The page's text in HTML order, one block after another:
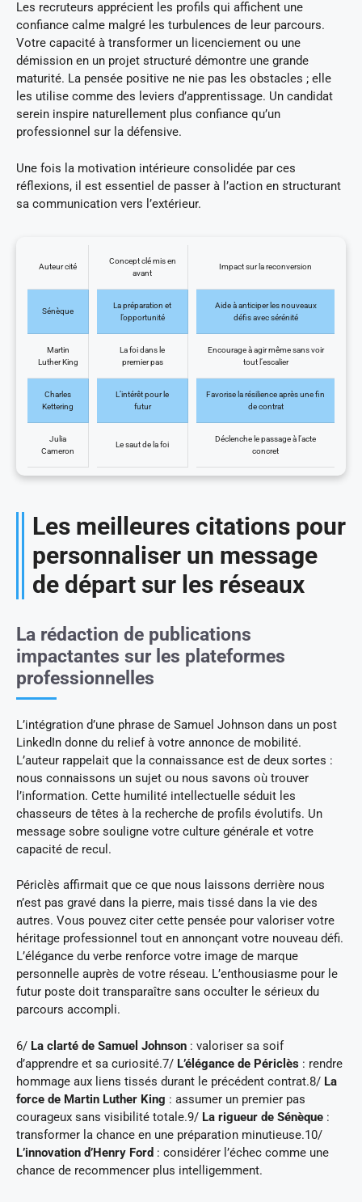
Les recruteurs apprécient les profils qui affichent une
confiance calme malgré les turbulences de leur parcours.
Votre capacité à transformer un licenciement ou une
démission en un projet structuré démontre une grande
maturité. La pensée positive ne nie pas les obstacles ; elle
les utilise comme des leviers d’apprentissage. Un candidat
serein inspire naturellement plus confiance qu’un
professionnel sur la défensive.
Une fois la motivation intérieure consolidée par ces
réflexions, il est essentiel de passer à l’action en structurant
sa communication vers l’extérieur.
Auteur cité
Concept clé mis en
avant
Impact sur la reconversion
Sénèque
La préparation et
l’opportunité
Aide à anticiper les nouveaux
défis avec sérénité
Martin
Luther King
La foi dans le
premier pas
Encourage à agir même sans voir
tout l’escalier
Charles
Kettering
L’intérêt pour le
futur
Favorise la résilience après une fin
de contrat
Julia
Cameron
Le saut de la foi
Déclenche le passage à l’acte
concret
Les meilleures citations pour
personnaliser un message
de départ sur les réseaux
La rédaction de publications
impactantes sur les plateformes
professionnelles
L’intégration d’une phrase de Samuel Johnson dans un post
LinkedIn donne du relief à votre annonce de mobilité.
L’auteur rappelait que la connaissance est de deux sortes :
nous connaissons un sujet ou nous savons où trouver
l’information. Cette humilité intellectuelle séduit les
chasseurs de têtes à la recherche de profils évolutifs. Un
message sobre souligne votre culture générale et votre
capacité de recul.
Périclès affirmait que ce que nous laissons derrière nous
n’est pas gravé dans la pierre, mais tissé dans la vie des
autres. Vous pouvez citer cette pensée pour valoriser votre
héritage professionnel tout en annonçant votre nouveau défi.
L’élégance du verbe renforce votre image de marque
personnelle auprès de votre réseau. L’enthousiasme pour le
futur poste doit transparaître sans occulter le sérieux du
parcours accompli.
6/ La clarté de Samuel Johnson : valoriser sa soif
d’apprendre et sa curiosité.7/ L’élégance de Périclès : rendre
hommage aux liens tissés durant le précédent contrat.8/ La
force de Martin Luther King : assumer un premier pas
courageux sans visibilité totale.9/ La rigueur de Sénèque :
transformer la chance en une préparation minutieuse.10/
L’innovation d’Henry Ford : considérer l’échec comme une
chance de recommencer plus intelligemment.